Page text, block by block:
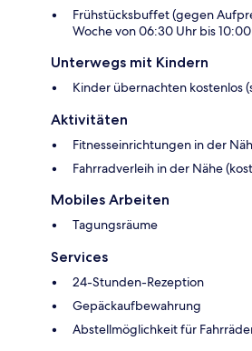
Frühstücksbuffet (gegen
Woche von 06:30 Uhr bis
Unterwegs mit Kindern
Kinder übernachten kostenlos
Aktivitäten
Fitnesseinrichtungen in der
Fahrradverleih in der Nähe
Mobiles Arbeiten
Tagungsräume
Services
24-Stunden-Rezeption
Gepäckaufbewahrung
Abstellmöglichkeit für